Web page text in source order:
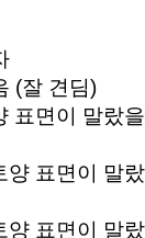
(잘 견딤)
표면이 말랐
양 표면이 말
양 표면이 말